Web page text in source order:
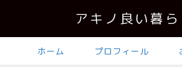
アキノ良い暮ら
ホーム プロフィール